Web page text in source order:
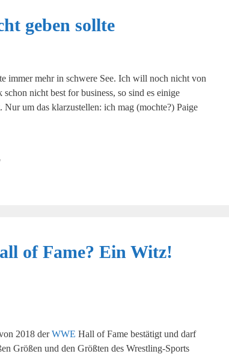
geben sollte
immer mehr in schwere See. Ich will noch nicht von
nicht best for business, so sind es einige
um das klarzustellen: ich mag (mochte?) Paige
of Fame? Ein Witz!
2018 derWWE Hall of Fame bestätigt und darf
Größen und den Größten des Wrestling-Sports